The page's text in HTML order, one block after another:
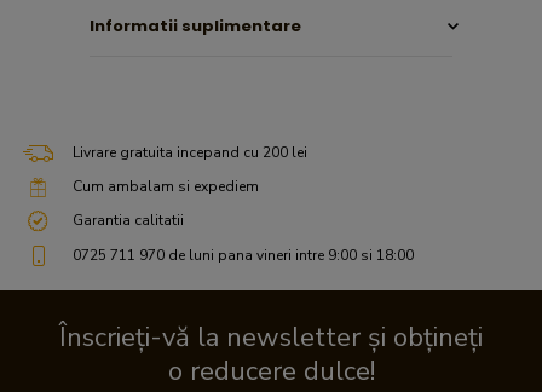
Informatii suplimentare
Livrare gratuita incepand cu 200 lei
Cum ambalam si expediem
Garantia calitatii
0725 711 970 de luni pana vineri intre 9:00 si 18:00
Înscrieți-vă la newsletter și obțineți
o reducere dulce!